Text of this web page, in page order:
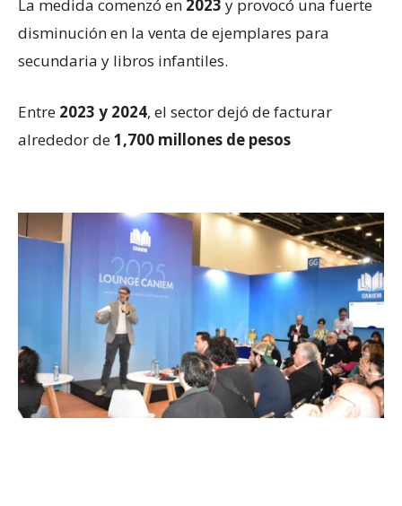
La medida comenzó en 2023 y provocó una fuerte
disminución en la venta de ejemplares para
secundaria y libros infantiles.
Entre 2023 y 2024, el sector dejó de facturar
alrededor de1,700 millones de pesos